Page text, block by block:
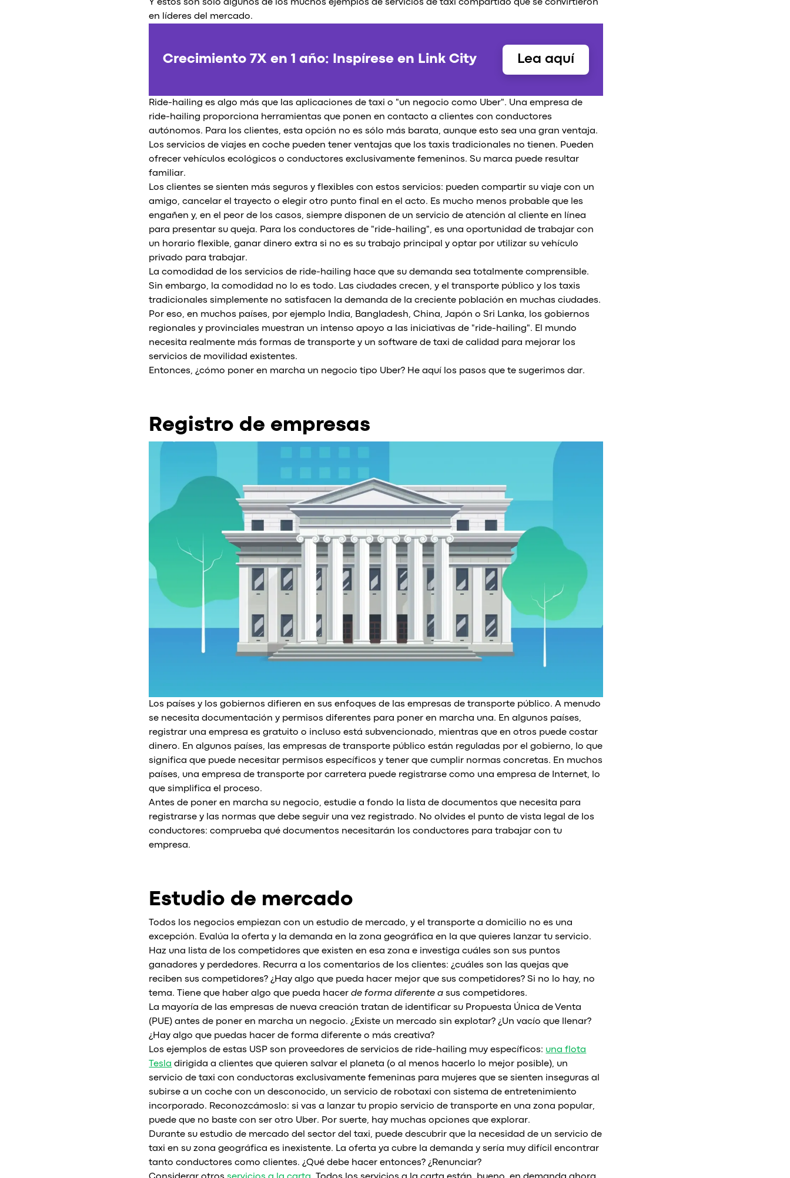
Y estos son sólo algunos de los muchos ejemplos de servicios de taxi compartido que se convirtieron
en líderes del mercado.
Crecimiento 7X en 1 año: Inspírese en Link City Lea aquí
Ride-hailing es algo más que las aplicaciones de taxi o "un negocio como Uber". Una empresa de
ride-hailing proporciona herramientas que ponen en contacto a clientes con conductores
autónomos. Para los clientes, esta opción no es sólo más barata, aunque esto sea una gran ventaja.
Los servicios de viajes en coche pueden tener ventajas que los taxis tradicionales no tienen. Pueden
ofrecer vehículos ecológicos o conductores exclusivamente femeninos. Su marca puede resultar
familiar.
Los clientes se sienten más seguros y flexibles con estos servicios: pueden compartir su viaje con un
amigo, cancelar el trayecto o elegir otro punto final en el acto. Es mucho menos probable que les
engañen y, en el peor de los casos, siempre disponen de un servicio de atención al cliente en línea
para presentar su queja. Para los conductores de "ride-hailing", es una oportunidad de trabajar con
un horario flexible, ganar dinero extra si no es su trabajo principal y optar por utilizar su vehículo
privado para trabajar.
La comodidad de los servicios de ride-hailing hace que su demanda sea totalmente comprensible.
Sin embargo, la comodidad no lo es todo. Las ciudades crecen, y el transporte público y los taxis
tradicionales simplemente no satisfacen la demanda de la creciente población en muchas ciudades.
Por eso, en muchos países, por ejemplo India, Bangladesh, China, Japón o Sri Lanka, los gobiernos
regionales y provinciales muestran un intenso apoyo a las iniciativas de "ride-hailing". El mundo
necesita realmente más formas de transporte y un software de taxi de calidad para mejorar los
servicios de movilidad existentes.
Entonces, ¿cómo poner en marcha un negocio tipo Uber? He aquí los pasos que te sugerimos dar.
Registro de empresas
Los países y los gobiernos difieren en sus enfoques de las empresas de transporte público. A menudo
se necesita documentación y permisos diferentes para poner en marcha una. En algunos países,
registrar una empresa es gratuito o incluso está subvencionado, mientras que en otros puede costar
dinero. En algunos países, las empresas de transporte público están reguladas por el gobierno, lo que
significa que puede necesitar permisos específicos y tener que cumplir normas concretas. En muchos
países, una empresa de transporte por carretera puede registrarse como una empresa de Internet, lo
que simplifica el proceso.
Antes de poner en marcha su negocio, estudie a fondo la lista de documentos que necesita para
registrarse y las normas que debe seguir una vez registrado. No olvides el punto de vista legal de los
conductores: comprueba qué documentos necesitarán los conductores para trabajar con tu
empresa.
Estudio de mercado
Todos los negocios empiezan con un estudio de mercado, y el transporte a domicilio no es una
excepción. Evalúa la oferta y la demanda en la zona geográfica en la que quieres lanzar tu servicio.
Haz una lista de los competidores que existen en esa zona e investiga cuáles son sus puntos
ganadores y perdedores. Recurra a los comentarios de los clientes: ¿cuáles son las quejas que
reciben sus competidores? ¿Hay algo que pueda hacer mejor que sus competidores? Si no lo hay, no
tema. Tiene que haber algo que pueda hacerde forma diferente a sus competidores.
La mayoría de las empresas de nueva creación tratan de identificar su Propuesta Única de Venta
(PUE) antes de poner en marcha un negocio. ¿Existe un mercado sin explotar? ¿Un vacío que llenar?
¿Hay algo que puedas hacer de forma diferente o más creativa?
Los ejemplos de estas USP son proveedores de servicios de ride-hailing muy específicos: una flota
Tesla dirigida a clientes que quieren salvar el planeta (o al menos hacerlo lo mejor posible), un
servicio de taxi con conductoras exclusivamente femeninas para mujeres que se sienten inseguras al
subirse a un coche con un desconocido, un servicio de robotaxi con sistema de entretenimiento
incorporado. Reconozcámoslo: si vas a lanzar tu propio servicio de transporte en una zona popular,
puede que no baste con ser otro Uber. Por suerte, hay muchas opciones que explorar.
Durante su estudio de mercado del sector del taxi, puede descubrir que la necesidad de un servicio de
taxi en su zona geográfica es inexistente. La oferta ya cubre la demanda y sería muy difícil encontrar
tanto conductores como clientes. ¿Qué debe hacer entonces? ¿Renunciar?